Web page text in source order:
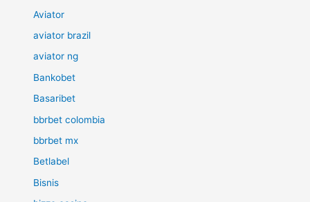
Aviator
aviator brazil
aviator ng
Bankobet
Basaribet
bbrbet colombia
bbrbet mx
Betlabel
Bisnis